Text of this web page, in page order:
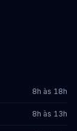
8h às 18h
8h às 13h